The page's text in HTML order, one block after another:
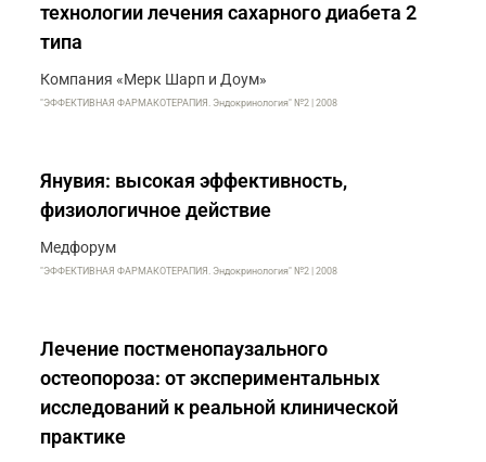
технологии лечения сахарного диабета 2
типа
Компания «Мерк Шарп и Доум»
"ЭФФЕКТИВНАЯ ФАРМАКОТЕРАПИЯ. Эндокринология" №2 | 2008
Янувия: высокая эффективность,
физиологичное действие
Медфорум
"ЭФФЕКТИВНАЯ ФАРМАКОТЕРАПИЯ. Эндокринология" №2 | 2008
Лечение постменопаузального
остеопороза: от экспериментальных
исследований к реальной клинической
практике